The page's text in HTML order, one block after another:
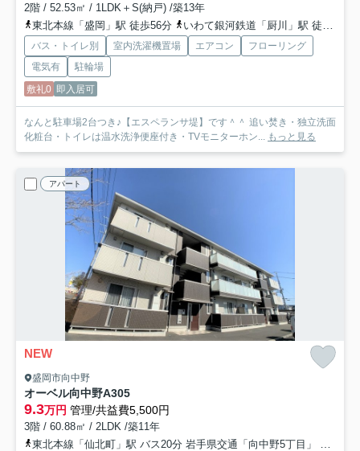
2階 / 52.53㎡ / 1LDK＋S(納戸) /築13年
東北本線「盛岡」駅 徒歩56分
いわて銀河鉄道「厨川」駅 徒歩44分
バス・トイレ別 室内洗濯機置場 エアコン
フローリング
電気有
駐輪場
敷礼0 即入居可
なんと駐車場2台つき♪【エスペランサ堤】です＾＾ 追い焚き・独立洗面
化粧台・トイレは温水洗浄便座付き・TVモニターホン...
もっと見る
アパート
NEW
盛岡市向中野
オーベル向中野A305
9.3万円 管理/共益費5,500円
3階 / 60.88㎡ / 2LDK /築11年
東北本線「仙北町」駅 バス20分 岩手県交通「向中野5丁目」 停歩6分